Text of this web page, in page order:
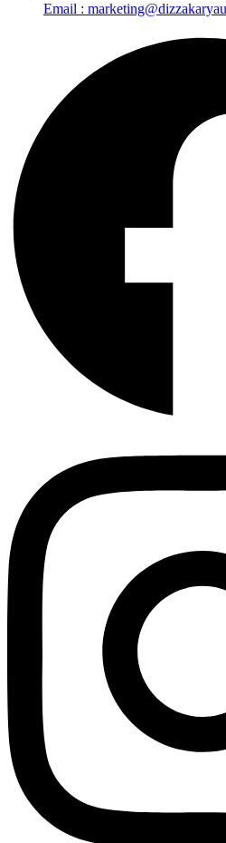
Email :